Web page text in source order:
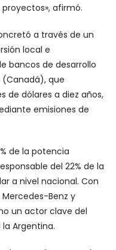
proyectos», afirmó.
a través de un
local e
bancos de desarrollo
(Canadá), que
de dólares a diez años,
emisiones de
de la potencia
del 22% de la
a nivel nacional. Con
Benz y
un actor clave del
Argentina.